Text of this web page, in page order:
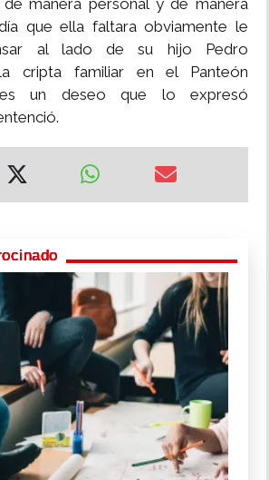
manera personal y de manera
que ella faltara obviamente le
al lado de su hijo Pedro
cripta familiar en el Panteón
un deseo que lo expresó